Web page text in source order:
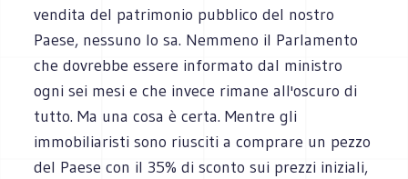
vendita del patrimonio pubblico del nostro
Paese, nessuno lo sa. Nemmeno il Parlamento
che dovrebbe essere informato dal ministro
ogni sei mesi e che invece rimane all'oscuro di
tutto. Ma una cosa è certa. Mentre gli
immobiliaristi sono riusciti a comprare un pezzo
del Paese con il 35% di sconto sui prezzi iniziali,